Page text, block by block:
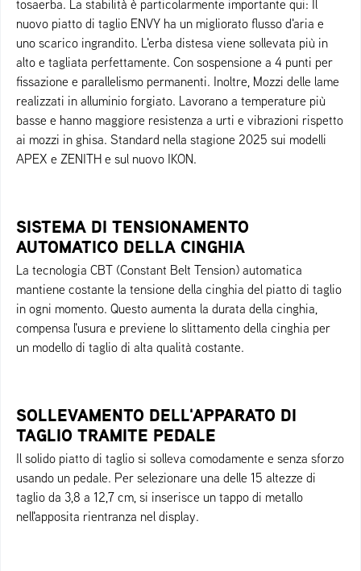
tosaerba. La stabilità è particolarmente importante qui: Il
nuovo piatto di taglio ENVY ha un migliorato flusso d'aria e
uno scarico ingrandito. L'erba distesa viene sollevata più in
alto e tagliata perfettamente. Con sospensione a 4 punti per
fissazione e parallelismo permanenti. Inoltre, Mozzi delle lame
realizzati in alluminio forgiato. Lavorano a temperature più
basse e hanno maggiore resistenza a urti e vibrazioni rispetto
ai mozzi in ghisa. Standard nella stagione 2025 sui modelli
APEX e ZENITH e sul nuovo IKON.
SISTEMA DI TENSIONAMENTO
AUTOMATICO DELLA CINGHIA
La tecnologia CBT (Constant Belt Tension) automatica
mantiene costante la tensione della cinghia del piatto di taglio
in ogni momento. Questo aumenta la durata della cinghia,
compensa l'usura e previene lo slittamento della cinghia per
un modello di taglio di alta qualità costante.
SOLLEVAMENTO DELL'APPARATO DI
TAGLIO TRAMITE PEDALE
Il solido piatto di taglio si solleva comodamente e senza sforzo
usando un pedale. Per selezionare una delle 15 altezze di
taglio da 3,8 a 12,7 cm, si inserisce un tappo di metallo
nell'apposita rientranza nel display.